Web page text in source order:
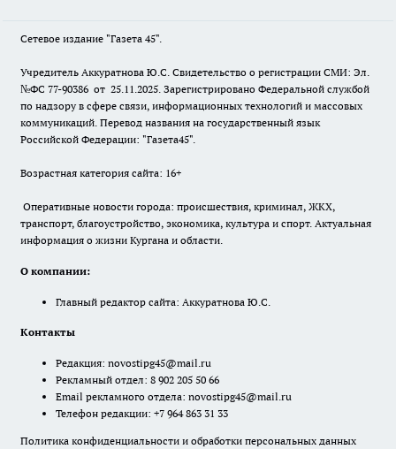
Сетевое издание "Газета 45".
Учредитель Аккуратнова Ю.С. Свидетельство о регистрации СМИ: Эл.
№ФС 77-90386 от 25.11.2025. Зарегистрировано Федеральной службой
по надзору в сфере связи, информационных технологий и массовых
коммуникаций. Перевод названия на государственный язык
Российской Федерации: "Газета45".
Возрастная категория сайта: 16+
Оперативные новости города: происшествия, криминал, ЖКХ,
транспорт, благоустройство, экономика, культура и спорт. Актуальная
информация о жизни Кургана и области.
О компании:
Главный редактор сайта: Аккуратнова Ю.С.
Контакты
Редакция: novostipg45@mail.ru
Рекламный отдел: 8 902 205 50 66
Email рекламного отдела: novostipg45@mail.ru
Телефон редакции: +7 964 863 31 33
Политика конфиденциальности и обработки персональных данных